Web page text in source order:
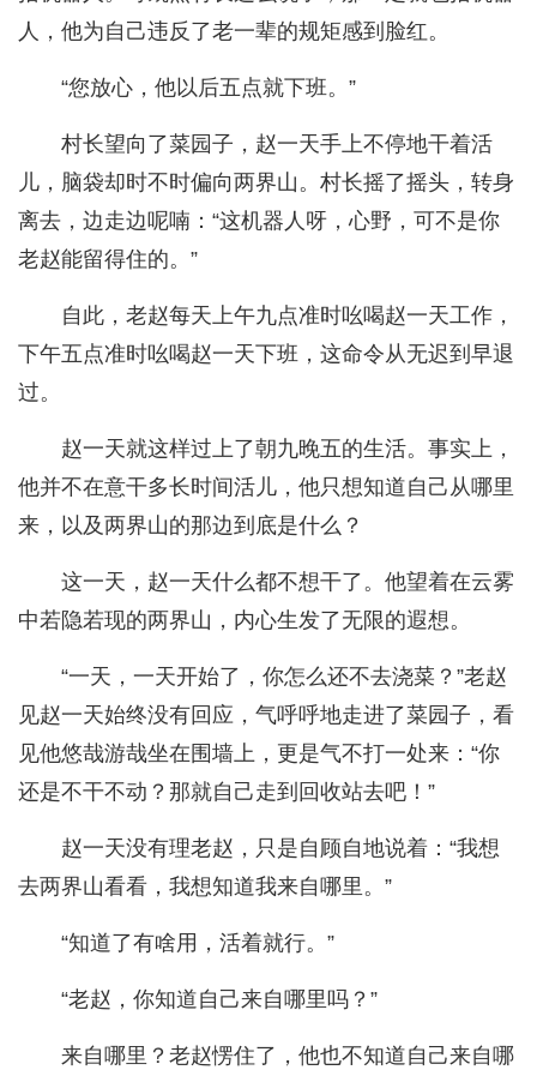
人，他为自己违反了老一辈的规矩感到脸红。
“您放心，他以后五点就下班。”
村长望向了菜园子，赵一天手上不停地干着活
儿，脑袋却时不时偏向两界山。村长摇了摇头，转身
离去，边走边呢喃：“这机器人呀，心野，可不是你
老赵能留得住的。”
自此，老赵每天上午九点准时吆喝赵一天工作，
下午五点准时吆喝赵一天下班，这命令从无迟到早退
过。
赵一天就这样过上了朝九晚五的生活。事实上，
他并不在意干多长时间活儿，他只想知道自己从哪里
来，以及两界山的那边到底是什么？
这一天，赵一天什么都不想干了。他望着在云雾
中若隐若现的两界山，内心生发了无限的遐想。
“一天，一天开始了，你怎么还不去浇菜？”老赵
见赵一天始终没有回应，气呼呼地走进了菜园子，看
见他悠哉游哉坐在围墙上，更是气不打一处来：“你
还是不干不动？那就自己走到回收站去吧！”
赵一天没有理老赵，只是自顾自地说着：“我想
去两界山看看，我想知道我来自哪里。”
“知道了有啥用，活着就行。”
“老赵，你知道自己来自哪里吗？”
来自哪里？老赵愣住了，他也不知道自己来自哪